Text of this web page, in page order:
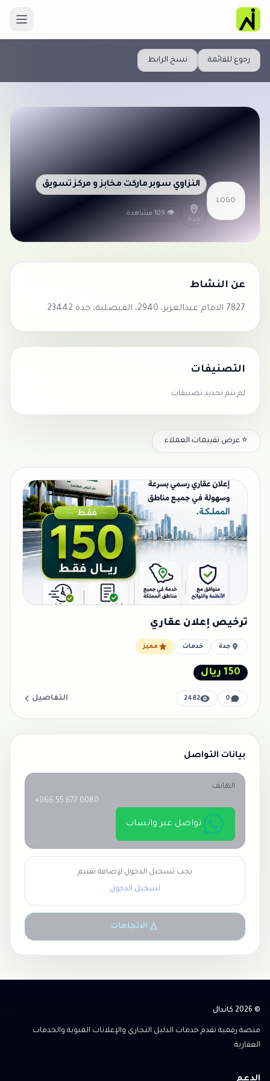
رجوع للقائمة نسخ الرابط
LOGO
النزاوي سوبر ماركت مخابز و مركز تسويق
جدة
👁 109 مشاهدة
عن النشاط
7827 الامام عبدالعزيز، 2940، الفيصلية، جدة 23442
التصنيفات
لم يتم تحديد تصنيفات.
⭐ عرض تقييمات العملاء
ترخيص إعلان عقاري
جدة خدمات مميز
150 ريال
0
2482 التفاصيل
بيانات التواصل
الهاتف
+966 55 677 0080
تواصل عبر واتساب
يجب تسجيل الدخول لإضافة تقييم
تسجيل الدخول
الاتجاهات
© 2026 كاندال
منصة رقمية تقدم خدمات الدليل التجاري والإعلانات المبوبة والخدمات
العقارية